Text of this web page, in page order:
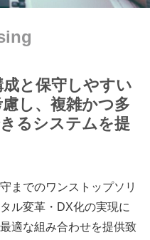
と保守しやすい
し、複雑かつ多
るシステムを提
までのワンストップソリ
ル変革・DX化の実現に
適な組み合わせを提供致